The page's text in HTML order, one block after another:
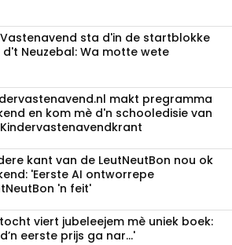
Vastenavend sta d'in de startblokke
d't Neuzebal: Wa motte wete
makt pregramma
en kom mè d'n schooledisie van
kant van de LeutNeutBon nou ok
'Eerste AI ontworrepe
'n feit'
viert jubeleejem mè uniek boek:
d’n eerste prijs ga nar...'